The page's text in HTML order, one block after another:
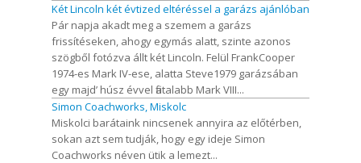
Két Lincoln két évtized eltéréssel a garázs ajánlóban
Pár napja akadt meg a szemem a garázs
frissítéseken, ahogy egymás alatt, szinte azonos
szögből fotózva állt két Lincoln. Felül FrankCooper
1974-es Mark IV-ese, alatta Steve1979 garázsában
egy majd’ húsz évvel fiatalabb Mark VIII...
Simon Coachworks, Miskolc
Miskolci barátaink nincsenek annyira az előtérben,
sokan azt sem tudják, hogy egy ideje Simon
Coachworks néven ütik a lemezt...